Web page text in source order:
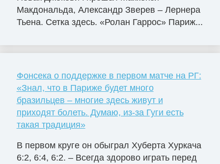
Макдональда, Александр Зверев – Лернера
Тьена. Сетка здесь. «Ролан Гаррос» Париж...
Фонсека о поддержке в первом матче на РГ:
«Знал, что в Париже будет много
бразильцев – многие здесь живут и
приходят болеть. Думаю, из-за Гуги есть
такая традиция»
В первом круге он обыграл Хуберта Хуркача
6:2, 6:4, 6:2. – Всегда здорово играть перед